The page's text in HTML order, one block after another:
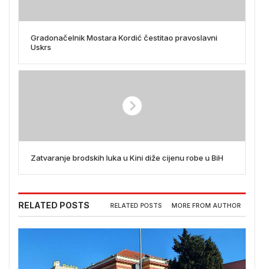
Gradonačelnik Mostara Kordić čestitao pravoslavni
Uskrs
Zatvaranje brodskih luka u Kini diže cijenu robe u BiH
RELATED POSTS RELATED POSTS MORE FROM AUTHOR